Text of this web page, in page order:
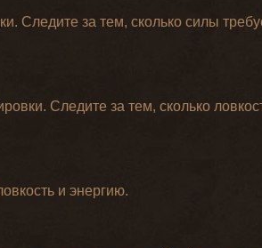
Следите за тем, сколько силы
Следите за тем, сколько
и энергию.